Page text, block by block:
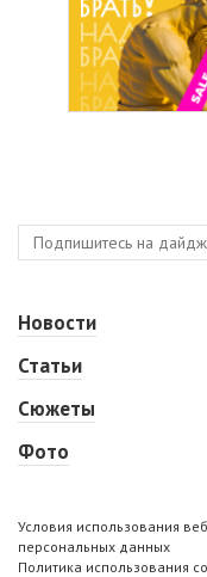
Новости
Статьи
Сюжеты
Фото
Условия использования
персональных данных
Политика использования